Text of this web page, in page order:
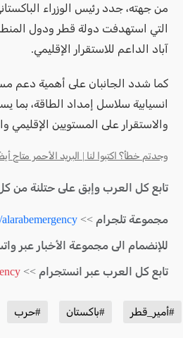
من جهته، جدد رئيس الوزراء
التي استهدفت دولة قطر ودول
آباد الداعم للاستقرار الإقليمي.
كما شدد الجانبان على أهمية دعم
انسيابية سلاسل إمداد الطاقة، بما
والاستقرار على المستويين الإقليمي
وجدتم خطأ؟ اكتبوا لنا | البريد الأحمر متاح
تابع كل العرب وإبق على حتلنة من
مجموعة تلجرام >> alarabemergency
للإنضمام الى مجموعة الأخبار عبر
تابع كل العرب عبر انستجرام >>
#أمير_قطر #باكستان #حرب